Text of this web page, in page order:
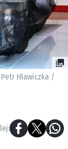
Hlawiczka /